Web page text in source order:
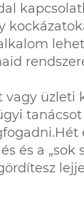
vagy üzleti
és a „sok